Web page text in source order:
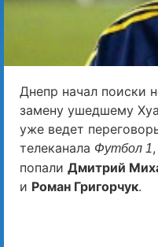
Днепр начал поиски
замену ушедшему
уже ведет
телеканала Футбол 1
попали Дмитрий
и Роман Григорчук.